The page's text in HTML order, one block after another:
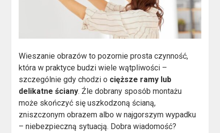
Wieszanie obrazów to pozornie prosta czynność,
która w praktyce budzi wiele wątpliwości –
szczególnie gdy chodzi o cięższe ramy lub
delikatne ściany. Źle dobrany sposób montażu
może skończyć się uszkodzoną ścianą,
zniszczonym obrazem albo w najgorszym wypadku
– niebezpieczną sytuacją. Dobra wiadomość?